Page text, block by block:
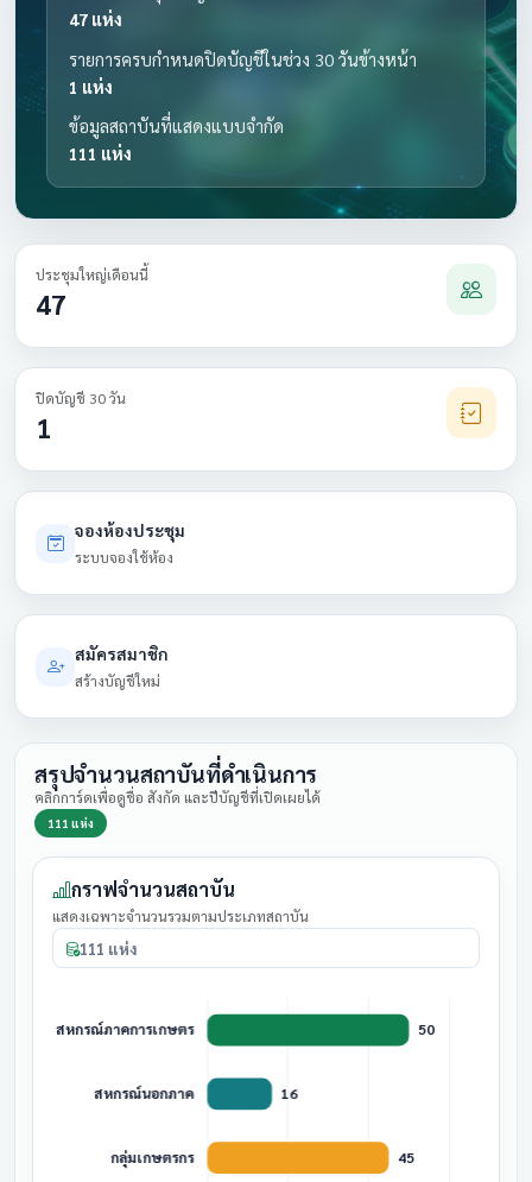
47 แห่ง
รายการครบกำหนดปิดบัญชีในช่วง 30 วันข้างหน้า
1 แห่ง
ข้อมูลสถาบันที่แสดงแบบจำกัด
111 แห่ง
ประชุมใหญ่เดือนนี้
47
ปิดบัญชี 30 วัน
1
จองห้องประชุม
ระบบจองใช้ห้อง
สมัครสมาชิก
สร้างบัญชีใหม่
สรุปจำนวนสถาบันที่ดำเนินการ
คลิกการ์ดเพื่อดูชื่อ สังกัด และปีบัญชีที่เปิดเผยได้
111 แห่ง
กราฟจำนวนสถาบัน
แสดงเฉพาะจำนวนรวมตามประเภทสถาบัน
111 แห่ง